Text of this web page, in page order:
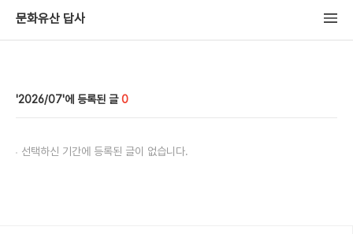
문화유산 답사
2026/07 0
선택하신 기간에 등록된 글이 없습니다.